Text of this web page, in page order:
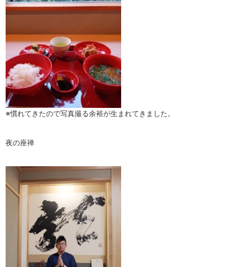
※慣れてきたので写真撮る余裕が生まれてきました。
夜の座禅